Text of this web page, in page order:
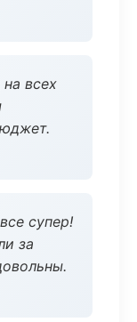
всех
супер!
за